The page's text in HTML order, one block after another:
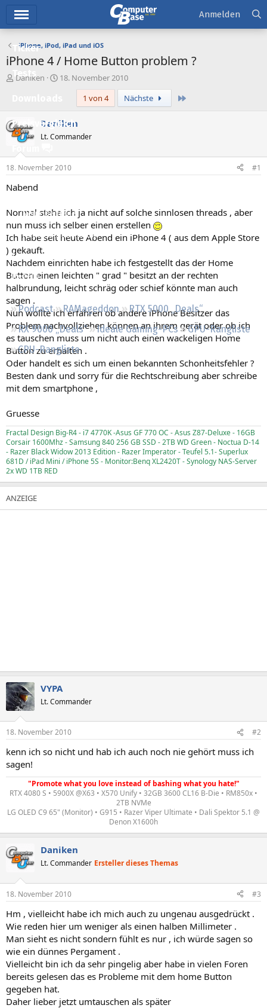
Ticker
Tests
Preisvergleich
Forum
Aktuelles
Empfohlene Inhalte
Neue Beiträge
Neueste Aktivitäten
Leserartikel
Regeln
Podcast RAMageddon
RTX 5000 „Deals“
RX 9000 „Deals“
Ideale Gaming-PCs
GPU-Rangliste
CPU-Rangliste
Anmelden
iPhone, iPod, iPad und iOS
iPhone 4 / Home Button problem ?
E
e
l
e
Daniken
E
e
l
a
m
18. November 2010
1 von 4
Nächste
Daniken
Lt. Commander
18. November 2010 #1
Nabend
Normal stehe ich ja nicht auf solche sinnlosen threads , aber
nun muss ich selber einen erstellen
Ich habe seit heute Abend ein iPhone 4 ( aus dem Apple Store
) gekauft.
Nachdem einrichten habe ich festgestellt das der Home
Button einen leichten " grad " besitzt an der rechten
halbrundung, leicht schräg oder schief könnte man auch
sagen .
Nun wollte ich erfahren ob andere iPhone Besitzer das
Problem nachvollziehen können an ihrem gerät oder ob ich
es tauschen muss um nicht auch einen wackeligen Home
Button zu erhalten .
Oder handelt es sich um einen bekannten Schonheitsfehler ?
Besten dank und sorry für die Rechtschreibung aber schreibe
mit dem smartphone ,
Gruesse
Fractal Design Big-R4 - i7 4770K -Asus GF 770 OC - Asus Z87-Deluxe - 16GB
Corsair 1600Mhz - Samsung 840 256 GB SSD - 2TB WD Green - Noctua D-14
- Razer Black Widow 2013 Edition - Razer Imperator - Teufel 5.1- Superlux
681D / iPad Mini / iPhone 5S - Monitor:Benq XL2420T - Synology NAS-Server
2x WD 1TB RED
VYPA
Lt. Commander
18. November 2010 #2
kenn ich so nicht und hab ich auch noch nie gehört muss ich
sagen!
"Promote what you love instead of bashing what you hate!"
RTX 4080 S • 5900X @X63 • X570 Unify • 32GB 3600 CL16 B-Die • RM850x •
2TB NVMe
LG OLED C9 65" (Monitor) • G915 • Razer Viper Ultimate • Dali Spektor 5.1 @
Denon X1600h
Daniken
Lt. Commander Ersteller dieses Themas
18. November 2010 #3
Hm , vielleicht habe ich mich auch zu ungenau ausgedrückt .
Wie reden hier um weniger als einen halben Millimeter .
Man sieht es nicht sondern fühlt es nur , ich würde sagen so
wie ein dünnes Pergament .
Vielleicht bin ich da sehr pingelig aber habe in vielen Foren
bereits gelesen das es Probleme mit dem home Button
gegeben hat.
Daher lieber jetzt umtauschen als später